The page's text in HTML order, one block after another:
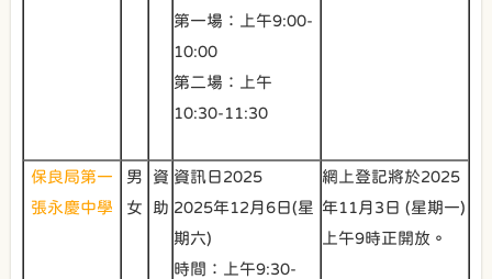
第一場：上午9:00-
10:00
第二場：上午
10:30-11:30
保良局第一
張永慶中學
男
女
資
助
資訊日2025
2025年12月6日(星
期六)
時間：上午9:30-
網上登記將於2025
年11月3日 (星期一)
上午9時正開放。